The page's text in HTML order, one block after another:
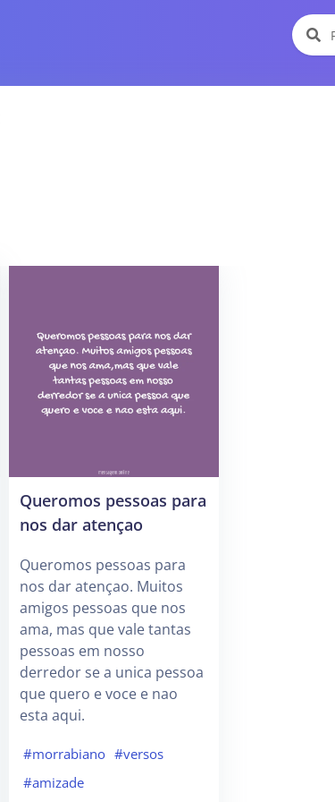
Queromos pessoas para
nos dar atençao
Queromos pessoas para
nos dar atençao. Muitos
amigos pessoas que nos
ama, mas que vale tantas
pessoas em nosso
derredor se a unica pessoa
que quero e voce e nao
esta aqui.
#morrabiano #versos
#amizade